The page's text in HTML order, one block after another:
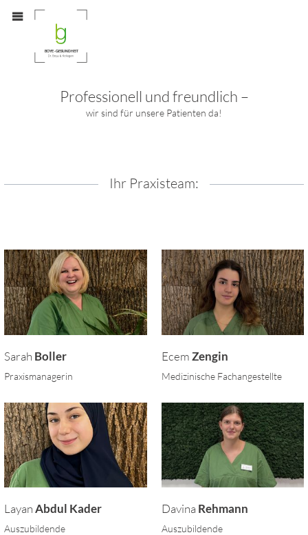
Professionell und freundlich –
wir sind für unsere Patienten da!
Ihr Praxisteam:
Sarah Boller
Praxismanagerin
EcemZengin
Medizinische Fachangestellte
LayanAbdul Kader
Auszubildende
Davina Rehmann
Auszubildende